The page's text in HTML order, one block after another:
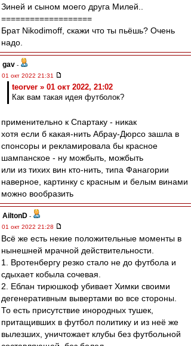
Зиней и сыном моего друга Милей..
===================
Брат Nikodimoff, скажи что ты пьёшь? Очень
надо.
gav -
01 окт 2022 21:31
teorver » 01 окт 2022, 21:02
Как вам такая идея футболок?
применительно к Спартаку - никак
хотя если б какая-нить Абрау-Дюрсо зашла в
спонсоры и рекламировала бы красное
шампанское - ну можбыть, можбыть
или из тихих вин кто-нить, типа Фанагории
наверное, картинку с красным и белым винами
можно вообразить
AiltonD -
01 окт 2022 21:28
Всё же есть некие положительные моменты в
нынешней мрачной действительности.
1. Вротенбергу резко стало не до футбола и
сдыхает кобыла сочевая.
2. Еблан тирюшкоф убивает Химки своими
дегенеративным вывертами во все стороны.
То есть присутствие инородных тушек,
притащивших в футбол политику и из неё же
вылезших, уничтожает клубы без футбольной